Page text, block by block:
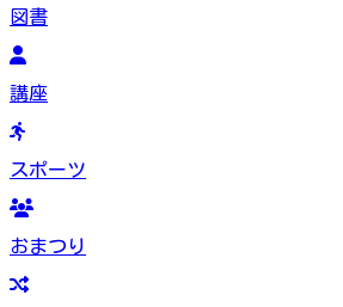
図書
講座
スポーツ
おまつり